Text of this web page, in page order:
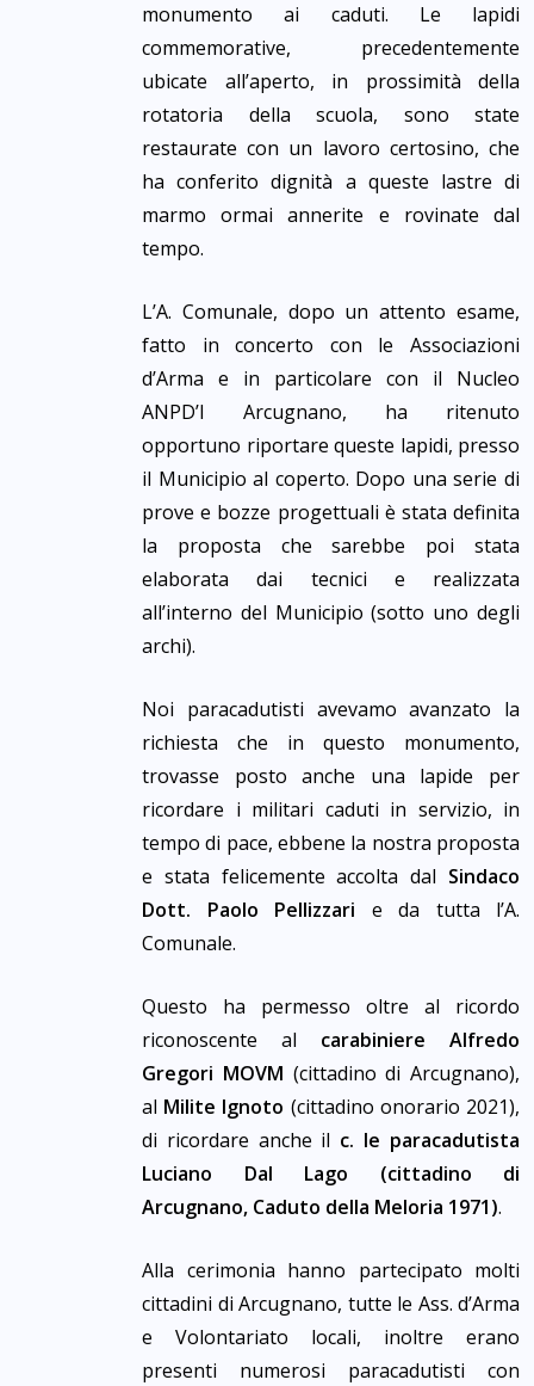
monumento ai caduti. Le lapidi
commemorative, precedentemente
ubicate all’aperto, in prossimità della
rotatoria della scuola, sono state
restaurate con un lavoro certosino, che
ha conferito dignità a queste lastre di
marmo ormai annerite e rovinate dal
tempo.
L’A. Comunale, dopo un attento esame,
fatto in concerto con le Associazioni
d’Arma e in particolare con il Nucleo
ANPD’I Arcugnano, ha ritenuto
opportuno riportare queste lapidi, presso
il Municipio al coperto. Dopo una serie di
prove e bozze progettuali è stata definita
la proposta che sarebbe poi stata
elaborata dai tecnici e realizzata
all’interno del Municipio (sotto uno degli
archi).
Noi paracadutisti avevamo avanzato la
richiesta che in questo monumento,
trovasse posto anche una lapide per
ricordare i militari caduti in servizio, in
tempo di pace, ebbene la nostra proposta
e stata felicemente accolta dal Sindaco
Dott. Paolo Pellizzari e da tutta l’A.
Comunale.
Questo ha permesso oltre al ricordo
riconoscente al carabiniere Alfredo
Gregori MOVM (cittadino di Arcugnano),
al Milite Ignoto (cittadino onorario 2021),
di ricordare anche il c. le paracadutista
Luciano Dal Lago (cittadino di
Arcugnano, Caduto della Meloria 1971).
Alla cerimonia hanno partecipato molti
cittadini di Arcugnano, tutte le Ass. d’Arma
e Volontariato locali, inoltre erano
presenti numerosi paracadutisti con